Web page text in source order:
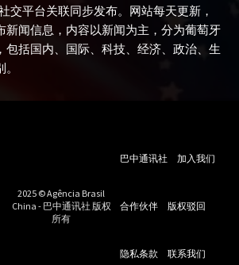
交平台关联同步发布。网站每天更新，
新闻信息，内容以新闻为主，分为葡萄牙
包括国内、国际、科技、经济、政治、生
2025 © Agência Brasil
China - 巴中通讯社 版权
所有
巴中通讯社 加入我们
合作伙伴 版权驳回
隐私条款 联系我们